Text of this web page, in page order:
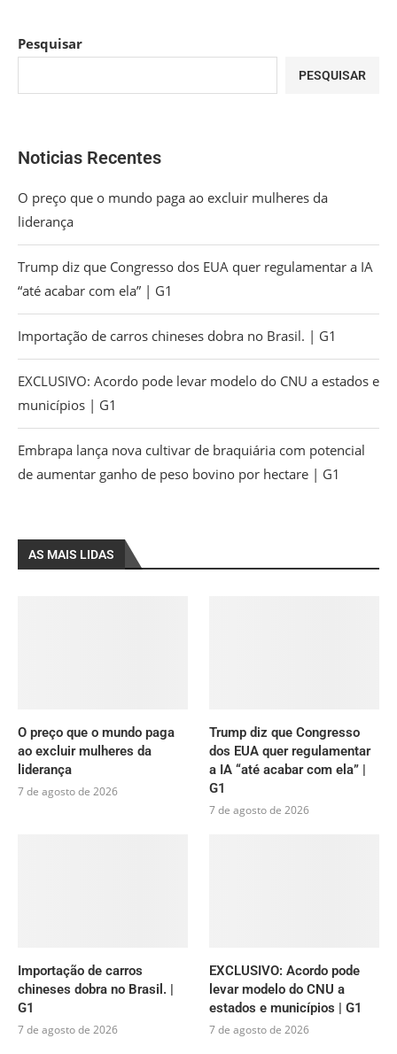
Pesquisar
PESQUISAR
Noticias Recentes
O preço que o mundo paga ao excluir mulheres da
liderança
Trump diz que Congresso dos EUA quer regulamentar a IA
“até acabar com ela” | G1
Importação de carros chineses dobra no Brasil. | G1
EXCLUSIVO: Acordo pode levar modelo do CNU a estados e
municípios | G1
Embrapa lança nova cultivar de braquiária com potencial
de aumentar ganho de peso bovino por hectare | G1
AS MAIS LIDAS
O preço que o mundo paga
ao excluir mulheres da
liderança
7 de agosto de 2026
Trump diz que Congresso
dos EUA quer regulamentar
a IA “até acabar com ela” |
G1
7 de agosto de 2026
Importação de carros
chineses dobra no Brasil. |
G1
7 de agosto de 2026
EXCLUSIVO: Acordo pode
levar modelo do CNU a
estados e municípios | G1
7 de agosto de 2026